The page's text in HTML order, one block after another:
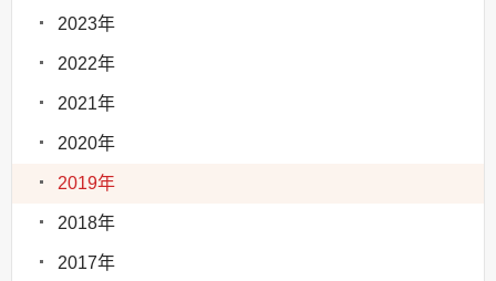
2023年
2022年
2021年
2020年
2019年
2018年
2017年